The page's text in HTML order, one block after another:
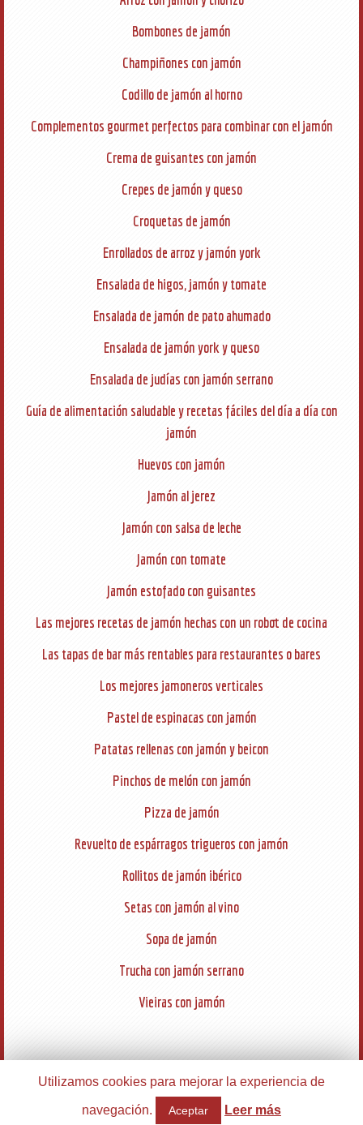
Bombones de jamón
Champiñones con jamón
Codillo de jamón al horno
Complementos gourmet perfectos para combinar con el jamón
Crema de guisantes con jamón
Crepes de jamón y queso
Croquetas de jamón
Enrollados de arroz y jamón york
Ensalada de higos, jamón y tomate
Ensalada de jamón de pato ahumado
Ensalada de jamón york y queso
Ensalada de judías con jamón serrano
Guía de alimentación saludable y recetas fáciles del día a día con
jamón
Huevos con jamón
Jamón al jerez
Jamón con salsa de leche
Jamón con tomate
Jamón estofado con guisantes
Las mejores recetas de jamón hechas con un robot de cocina
Las tapas de bar más rentables para restaurantes o bares
Los mejores jamoneros verticales
Pastel de espinacas con jamón
Patatas rellenas con jamón y beicon
Pinchos de melón con jamón
Pizza de jamón
Revuelto de espárragos trigueros con jamón
Rollitos de jamón ibérico
Setas con jamón al vino
Sopa de jamón
Trucha con jamón serrano
Vieiras con jamón
CONTACTO
Utilizamos cookies para mejorar la experiencia de
navegación. Aceptar Leer más